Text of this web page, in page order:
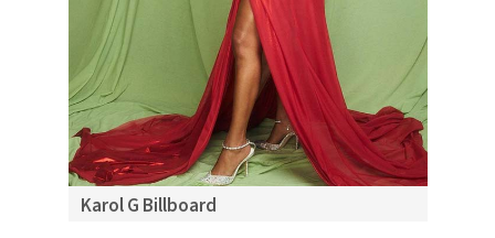
Karol G Billboard